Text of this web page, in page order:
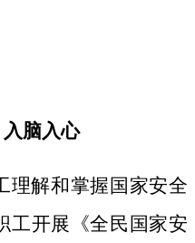
入脑入心
理解和掌握国家安全
工开展《全民国家安